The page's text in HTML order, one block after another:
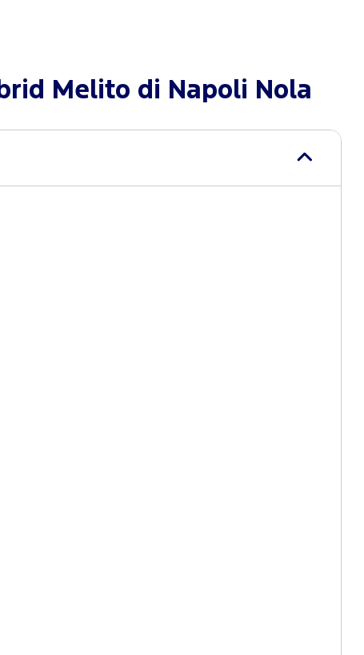
Melito di Napoli Nola